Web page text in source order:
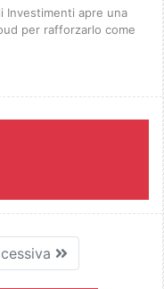
Investimenti apre una
per rafforzarlo come